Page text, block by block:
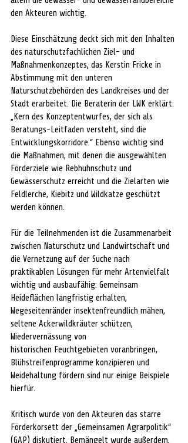
den Akteuren wichtig.
Diese Einschätzung deckt sich mit den Inhalten
des naturschutzfachlichen Ziel- und
Maßnahmenkonzeptes, das Kerstin Fricke in
Abstimmung mit den unteren
Naturschutzbehörden des Landkreises und der
Stadt erarbeitet. Die Beraterin der LWK erklärt:
„Kern des Konzeptentwurfes, der sich als
Beratungs-Leitfaden versteht, sind die
Entwicklungskorridore.“ Ebenso wichtig sind
die Maßnahmen, mit denen die ausgewählten
Förderziele wie Rebhuhnschutz und
Gewässerschutz erreicht und die Zielarten wie
Feldlerche, Kiebitz und Wildkatze geschützt
werden können.
Für die Teilnehmenden ist die Zusammenarbeit
zwischen Naturschutz und Landwirtschaft und
die Vernetzung auf der Suche nach
praktikablen Lösungen für mehr Artenvielfalt
wichtig und ausbaufähig: Gemeinsam
Heideflächen langfristig erhalten,
Wegeseitenränder insektenfreundlich mähen,
seltene Ackerwildkräuter schützen,
Wiedervernässung von
historischen Feuchtgebieten voranbringen,
Blühstreifenprogramme konzipieren und
Weidehaltung fördern sind nur einige Beispiele
hierfür.
Kritisch wurde von den Akteuren das starre
Förderkorsett der „Gemeinsamen Agrarpolitik“
(GAP) diskutiert. Bemängelt wurde außerdem,